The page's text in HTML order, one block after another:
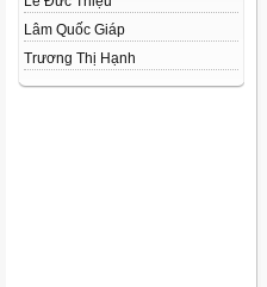
Lâm Quốc Giáp
Trương Thị Hạnh